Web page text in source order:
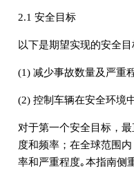
2.1 安全目标
以下是期望实现的安全
(1) 减少事故数量及严重
(2) 控制车辆在安全环境
对于第一个安全目标，
度和频率；在全球范围
率和严重程度｡本指南侧